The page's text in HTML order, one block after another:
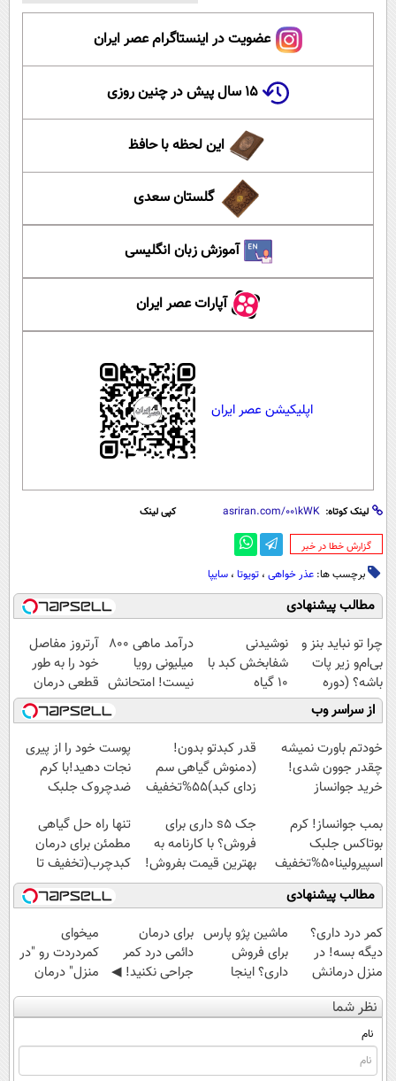
عضویت در اینستاگرام عصر ایران
۱۵ سال پیش در چنین روزی
این لحظه با حافظ
گلستان سعدی
آموزش زبان انگلیسی
آپارات عصر ایران
اپلیکیشن عصر ایران
لینک کوتاه: کپی لینک
‌گزارش خطا در خبر
برچسب ها: عذر خواهی ، تویوتا ، سایپا
مطالب پیشنهادی
چرا تو نباید بنز و
بی‌ام‌و زیر پات
باشه؟ (دوره
رایگان درآمد
میلیاردی)
نوشیدنی
شفابخش کبد با
10 گیاه
موثر(تخفیف تا
امشب)
درآمد ماهی 800
میلیونی رویا
نیست! امتحانش
مجانیه😉
آرتروز مفاصل
خود را به طور
قطعی درمان
کنید!
◗پرسش‌نامه◖
از سراسر وب
خودتم باورت نمیشه
چقدر جوون شدی!
خرید جوانساز
ویژه
قدر کبدتو بدون!
(دمنوش گیاهی سم
زدای کبد)55%تخفیف
پوست خود را از پیری
نجات دهید!با کرم
ضدچروک جلبک
بمب جوانساز! کرم
بوتاکس جلبک
اسپیرولینا50%تخفیف
جک s5 داری برای
فروش؟ با کارنامه به
بهترین قیمت بفروش!
تنها راه حل گیاهی
مطمئن برای درمان
کبدچرب(تخفیف تا
امشب)
مطالب پیشنهادی
کمر درد داری؟
دیگه بسه! در
منزل درمانش
کن
(◀پرسش‌نامه)
ماشین پژو پارس
برای فروش
داری؟ اینجا
سریع بفروشش
برای درمان
دائمی درد کمر
جراحی نکنید! ◀
پرسش‌نامه رو پر
کن ▶
میخوای
کمردردت رو "در
منزل" درمان
کنی؟ (◂فیلم +
◂پرسش‌نامه)
نظر شما
نام